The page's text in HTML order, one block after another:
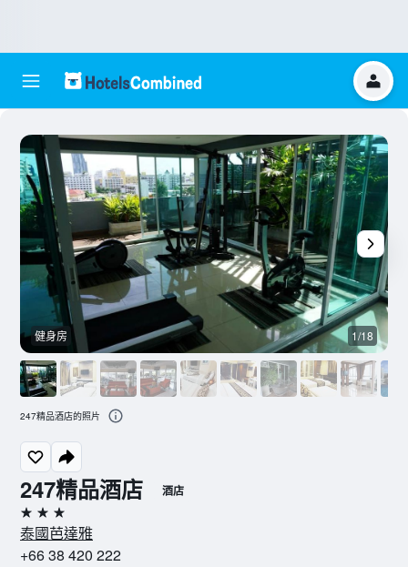
247精品酒店 酒店
3星級
泰國芭達雅
+66 38 420 222
健身房 1/18
247精品酒店的照片